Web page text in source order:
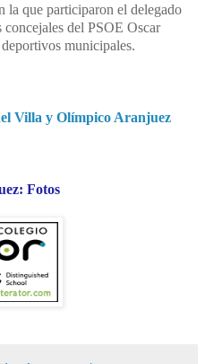
la que participaron el delegado
del PSOE Oscar
municipales.
Villa y Olímpico Aranjuez
Fotos